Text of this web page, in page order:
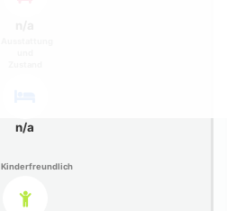
n/a
Kinderfreundlich